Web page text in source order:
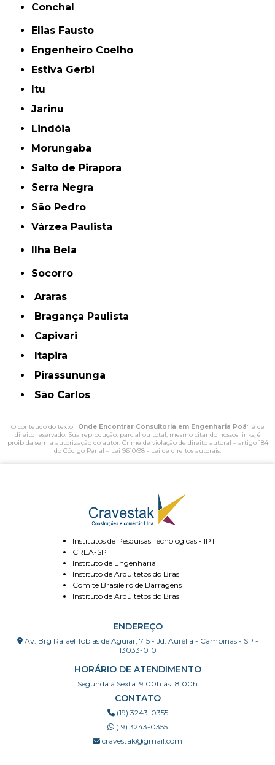
Conchal
Elias Fausto
Engenheiro Coelho
Estiva Gerbi
Itu
Jarinu
Lindóia
Morungaba
Salto de Pirapora
Serra Negra
São Pedro
Várzea Paulista
Ilha Bela
Socorro
Araras
Bragança Paulista
Capivari
Itapira
Pirassununga
São Carlos
O conteúdo do texto "Onde Encontrar Consultoria em Engenharia Poá" é de
direito reservado. Sua reprodução, parcial ou total, mesmo citando nossos links, é
proibida sem a autorização do autor. Crime de violação de direito autoral – artigo 184
do Código Penal – Lei 9610/98 - Lei de direitos autorais.
Institutos de Pesquisas Técnológicas - IPT
CREA-SP
Instituto de Engenharia
Instituto de Arquitetos do Brasil
Comitê Brasileiro de Barragens
Instituto de Arquitetos do Brasil
ENDEREÇO
Av. Brg Rafael Tobias de Aguiar, 715 - Jd. Aurélia - Campinas - SP -
13033-010
HORÁRIO DE ATENDIMENTO
Segunda à Sexta: 9:00h às 18:00h
CONTATO
(19) 3243-0355
(19) 3243-0355
cravestak@gmail.com